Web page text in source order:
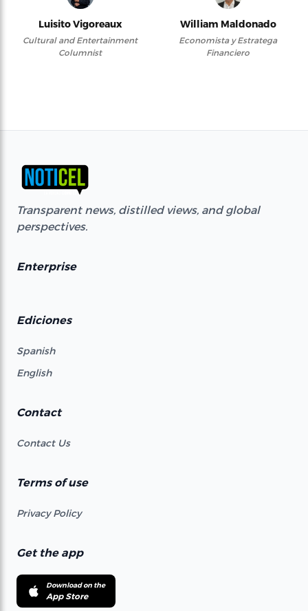
Luisito Vigoreaux
Cultural and Entertainment
Columnist
William Maldonado
Economista y Estratega
Financiero
Transparent news, distilled views, and global
perspectives.
Enterprise
Ediciones
Spanish
English
Contact
Contact Us
Terms of use
Privacy Policy
Get the app
Download on the
App Store